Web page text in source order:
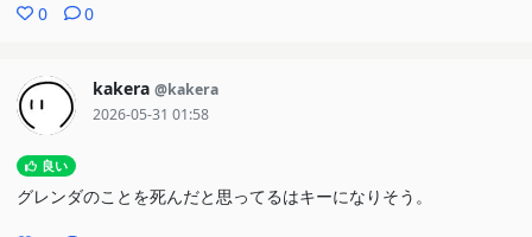
0 0
kakera @kakera
2026-05-31 01:58
良い
グレンダのことを死んだと思ってるはキーになりそう。